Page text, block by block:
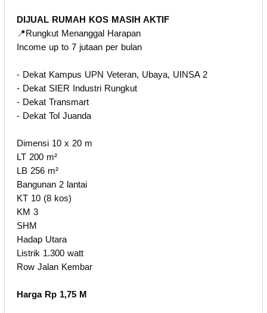
DIJUAL RUMAH KOS MASIH AKTIF
📍Rungkut Menanggal Harapan
Income up to 7 jutaan per bulan
- Dekat Kampus UPN Veteran, Ubaya, UINSA 2
- Dekat SIER Industri Rungkut
- Dekat Transmart
- Dekat Tol Juanda
Dimensi 10 x 20 m
LT 200 m²
LB 256 m²
Bangunan 2 lantai
KT 10 (8 kos)
KM 3
SHM
Hadap Utara
Listrik 1.300 watt
Row Jalan Kembar
Harga Rp 1,75 M